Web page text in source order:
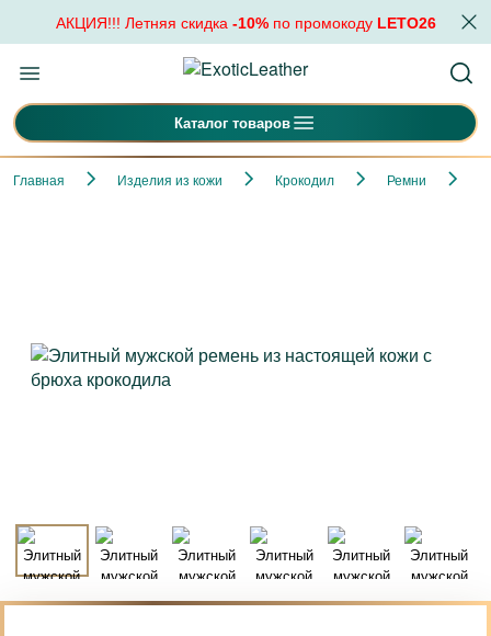
АКЦИЯ!!! Летняя скидка -10%по промокоду LETO26
Каталог товаров
Главная Изделия из кожи Крокодил Ремни